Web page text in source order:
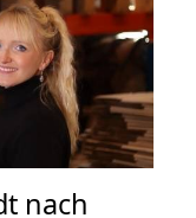
nach